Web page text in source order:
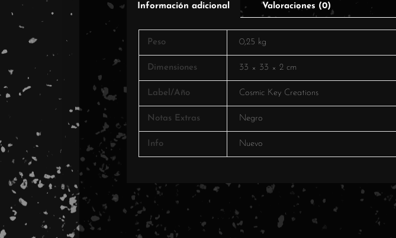
Información adicional Valoraciones (0)
Peso 0,25 kg
Dimensiones 33 × 33 × 2 cm
Label/Año Cosmic Key Creations
Notas Extras Negro
Info Nuevo